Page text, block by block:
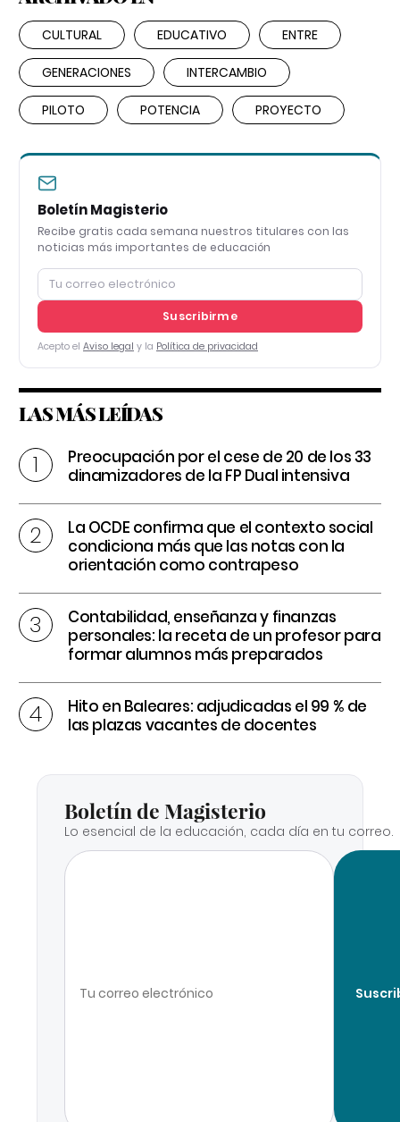
CULTURAL EDUCATIVO ENTRE
GENERACIONES INTERCAMBIO
PILOTO POTENCIA PROYECTO
Boletín Magisterio
Recibe gratis cada semana nuestros titulares con las
noticias más importantes de educación
Suscribirme
Acepto el Aviso legal y la Política de privacidad
LAS MÁS LEÍDAS
Preocupación por el cese de 20 de los 33
dinamizadores de la FP Dual intensiva
La OCDE confirma que el contexto social
condiciona más que las notas con la
orientación como contrapeso
Contabilidad, enseñanza y finanzas
personales: la receta de un profesor para
formar alumnos más preparados
Hito en Baleares: adjudicadas el 99 % de
las plazas vacantes de docentes
Boletín de Magisterio
Lo esencial de la educación, cada día en tu correo.